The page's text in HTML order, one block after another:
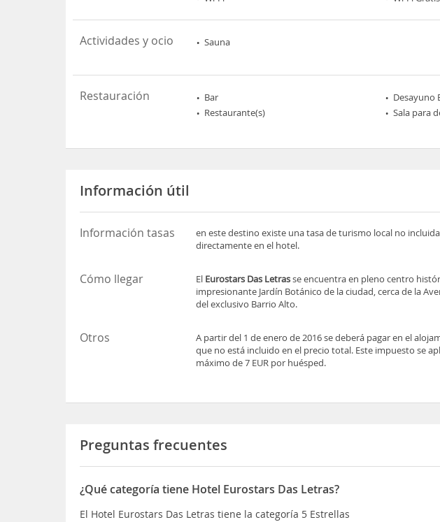
Actividades y ocio Sauna
Restauración Bar Desayuno
Restaurante(s)
Sala para
Información útil
Información tasas
en este destino existe una tasa de turismo local no
directamente en el hotel.
Cómo llegar El Eurostars Das Letrasse encuentra en pleno centro
impresionante Jardín Botánico de la ciudad, cerca de la
del exclusivo Barrio Alto.
Otros
A partir del 1 de enero de 2016 se deberá pagar en el
que no está incluido en el precio total. Este impuesto se
máximo de 7 EUR por huésped.
Preguntas frecuentes
¿Qué categoría tiene Hotel Eurostars Das Letras?
El Hotel Eurostars Das Letras tiene la categoría 5 Estrellas